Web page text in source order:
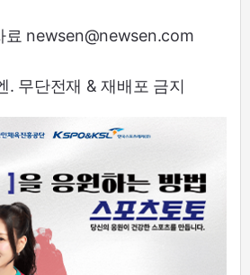
료 newsen@newsen.com
무단전재 & 재배포 금지